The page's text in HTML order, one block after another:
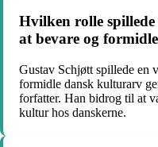
Hvilken rolle
at bevare og
Gustav Schjøtt spillede en
formidle dansk kulturarv
forfatter. Han bidrog til at
kultur hos danskerne.